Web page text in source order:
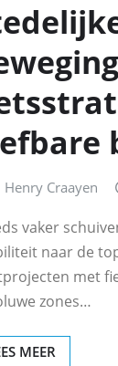
Henry Craayen
vaker
naar de
met
zones…
MEER